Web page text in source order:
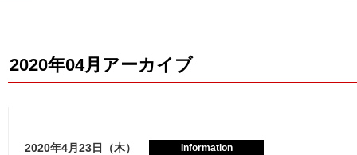
2020年04月アーカイブ
2020年4月23日（木） Information